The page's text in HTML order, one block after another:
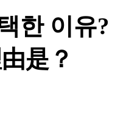
한 이유?
是？